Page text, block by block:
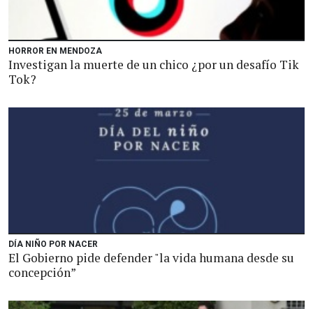
HORROR EN MENDOZA
Investigan la muerte de un chico ¿por un desafío Tik
Tok?
DÍA NIÑO POR NACER
El Gobierno pide defender "la vida humana desde su
concepción”